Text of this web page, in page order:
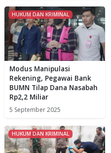
HUKUM DAN KRIMINAL
Modus Manipulasi
Rekening, Pegawai Bank
BUMN Tilap Dana Nasabah
Rp2,2 Miliar
5 September 2025
HUKUM DAN KRIMINAL